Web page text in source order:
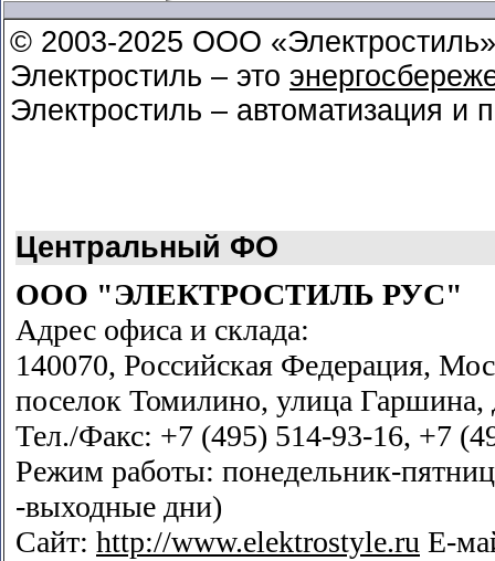
© 2003-2025 ООО «Электростиль»
Электростиль – это
Электростиль – автоматизация и
Центральный ФО
ООО "ЭЛЕКТРОСТИЛЬ РУС"
Адрес офиса и склада:
140070, Российская Федерация,
поселок Томилино, улица Гаршина,
Тел./Факс: +7 (495) 514-93-16, +7
Режим работы: понедельник-
-выходные дни)
Сайт: http://www.elektrostyle.ru Е-